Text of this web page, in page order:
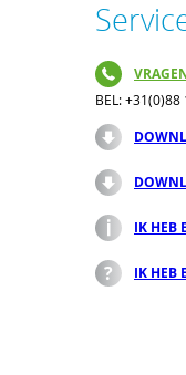
BEL:
IK HEB
IK HEB